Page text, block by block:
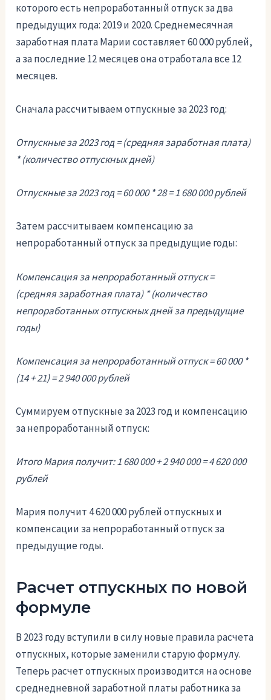
которого есть непроработанный отпуск за два
предыдущих года: 2019 и 2020. Среднемесячная
заработная плата Марии составляет 60 000 рублей,
а за последние 12 месяцев она отработала все 12
месяцев.
Сначала рассчитываем отпускные за 2023 год:
Отпускные за 2023 год = (средняя заработная плата)
* (количество отпускных дней)
Отпускные за 2023 год = 60 000 * 28 = 1 680 000 рублей
Затем рассчитываем компенсацию за
непроработанный отпуск за предыдущие годы:
Компенсация за непроработанный отпуск =
(средняя заработная плата) * (количество
непроработанных отпускных дней за предыдущие
годы)
Компенсация за непроработанный отпуск = 60 000 *
(14 + 21) = 2 940 000 рублей
Суммируем отпускные за 2023 год и компенсацию
за непроработанный отпуск:
Итого Мария получит: 1 680 000 + 2 940 000 = 4 620 000
рублей
Мария получит 4 620 000 рублей отпускных и
компенсации за непроработанный отпуск за
предыдущие годы.
Расчет отпускных по новой
формуле
В 2023 году вступили в силу новые правила расчета
отпускных, которые заменили старую формулу.
Теперь расчет отпускных производится на основе
среднедневной заработной платы работника за